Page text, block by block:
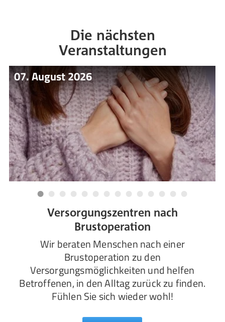
Die nächsten
Veranstaltungen
07. August 2026
Versorgungszentren nach
Brustoperation
Wir beraten Menschen nach einer
Brustoperation zu den
Versorgungsmöglichkeiten und helfen
Betroffenen, in den Alltag zurück zu finden.
Fühlen Sie sich wieder wohl!